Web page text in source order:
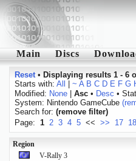
Main Discs
Reset• Displaying results 1 - 6
Starts with: All ~ A B C D E F G
Modified: None| Asc• Desc •
System: Nintendo GameCube
Search for: (remove filter)
Page: 1 2 3 4 5 << >> 17 18
Region
V-Rally 3